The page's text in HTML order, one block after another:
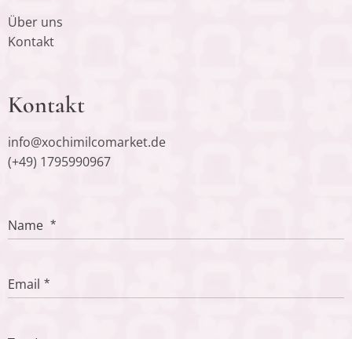
Über uns
Kontakt
Kontakt
info@xochimilcomarket.de
(+49) 1795990967
Name
Email